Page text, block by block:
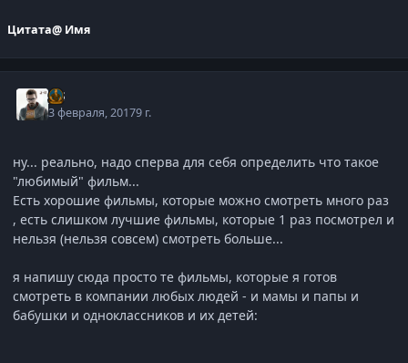
Цитата@ Имя
j-G
3 февраля, 20179 г.
ну... реально, надо сперва для себя определить что такое
"любимый" фильм...
Есть хорошие фильмы, которые можно смотреть много раз
, есть слишком лучшие фильмы, которые 1 раз посмотрел и
нельзя (нельзя совсем) смотреть больше...
я напишу сюда просто те фильмы, которые я готов
смотреть в компании любых людей - и мамы и папы и
бабушки и одноклассников и их детей: